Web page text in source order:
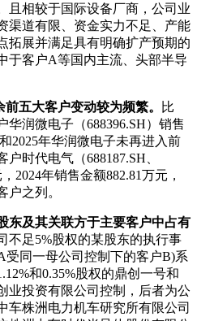
且相较于国际设备厂商，公司业
渠道有限、资金实力不足、产能
拓展并满足具有明确扩产预期的
于客户A等国内主流、头部半导
五大客户变动较为频繁。
比
华润微电子（688396.SH）销售
2025年华润微电子未再进入前
时代电气（688187.SH、
2024年销售金额882.81万元，
户之列。
东及其关联方于主要客户中占有
不足5%股权的某股东的执行事
同一母公司控制下的客户B)系
和0.35%股权的鼎创一号和
业投资有限公司控制，后者为公
车株洲电力机车研究所有限公司